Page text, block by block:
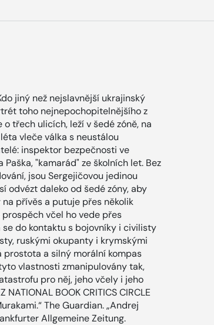
jiný než nejslavnější ukrajinský
toho nejnepochopitelnějšího z
třech ulicích, leží v šedé zóně, na
vleče válka s neustálou
inspektor bezpečnosti ve
"kamarád" ze školních let. Bez
jsou Sergejičovou jedinou
odvézt daleko od šedé zóny, aby
přívěs a putuje přes několik
včel ho vede přes
do kontaktu s bojovníky i civilisty
ruskými okupanty i krymskými
prostota a silný morální kompas
vlastnosti zmanipulovány tak,
pro něj, jeho včely i jeho
NATIONAL BOOK CRITICS CIRCLE
The Guardian. „Andrej
Allgemeine Zeitung.